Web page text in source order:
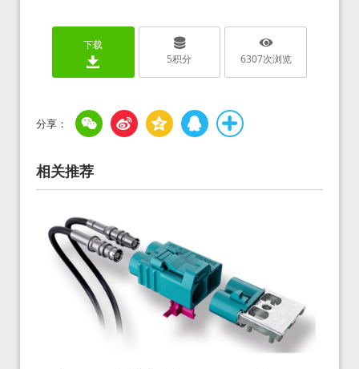
下载
5积分 6307次浏览
相关推荐